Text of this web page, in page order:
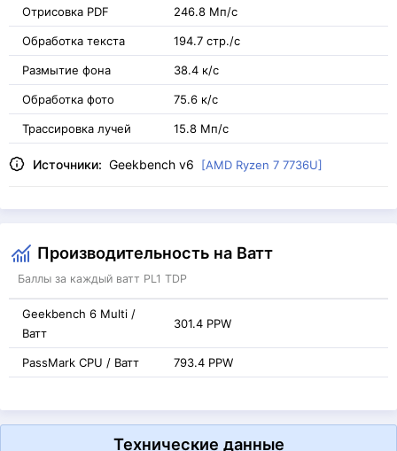
Отрисовка PDF 246.8 Мп/с
Обработка текста 194.7 стр./с
Размытие фона 38.4 к/с
Обработка фото 75.6 к/с
Трассировка лучей 15.8 Мп/с
Источники: Geekbench v6 [AMD Ryzen 7 7736U]
Производительность на Ватт
Баллы за каждый ватт PL1 TDP
Geekbench 6 Multi /
Ватт
301.4 PPW
PassMark CPU / Ватт 793.4 PPW
Технические данные